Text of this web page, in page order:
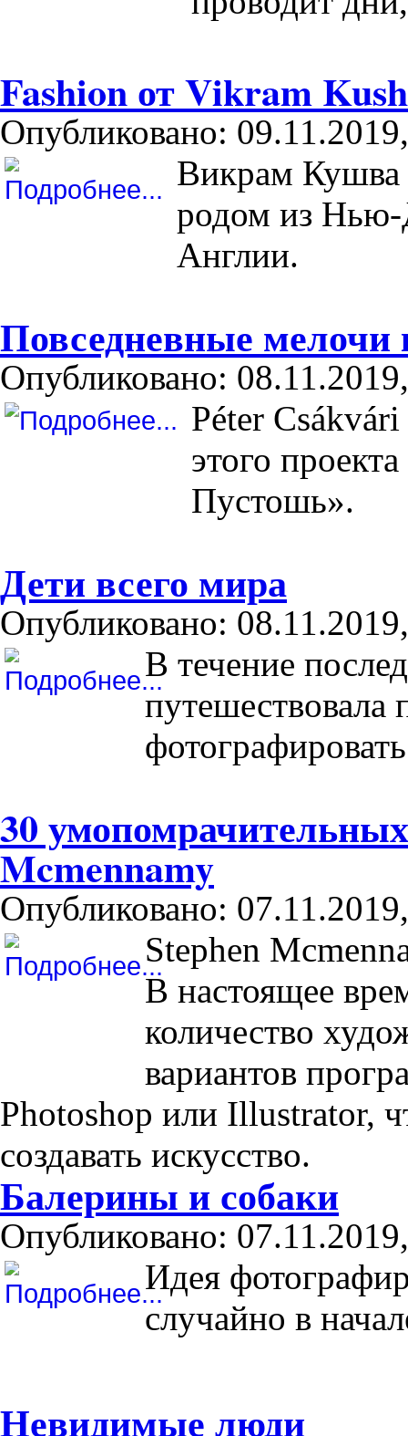
Fashion от Vikram
Опубликовано:
Викрам Кушва
родом из Нью-
Англии.
Повседневные
Опубликовано:
Péter Csákvári
этого
Пустошь».
Дети всего мира
Опубликовано:
В течение
путешествовала
30
Mcmennamy
Опубликовано:
Stephen
В настоящее
количество
вариантов
Photoshop или Illustrator,
создавать искусство.
Балерины и собаки
Опубликовано:
Идея
случайно в
Невидимые люди